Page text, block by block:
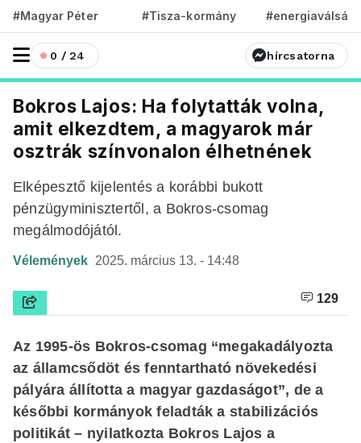
#Magyar Péter #Tisza-kormány #energiaválság
0 / 24 hírcsatorna
Bokros Lajos: Ha folytatták volna,
amit elkezdtem, a magyarok már
osztrák színvonalon élhetnének
Elképesztő kijelentés a korábbi bukott
pénzügyminisztertől, a Bokros-csomag
megálmodójától.
Vélemények 2025. március 13. - 14:48
129
Az 1995-ös Bokros-csomag “megakadályozta
az államcsődöt és fenntartható növekedési
pályára állította a magyar gazdaságot”, de a
későbbi kormányok feladták a stabilizációs
politikát – nyilatkozta Bokros Lajos a